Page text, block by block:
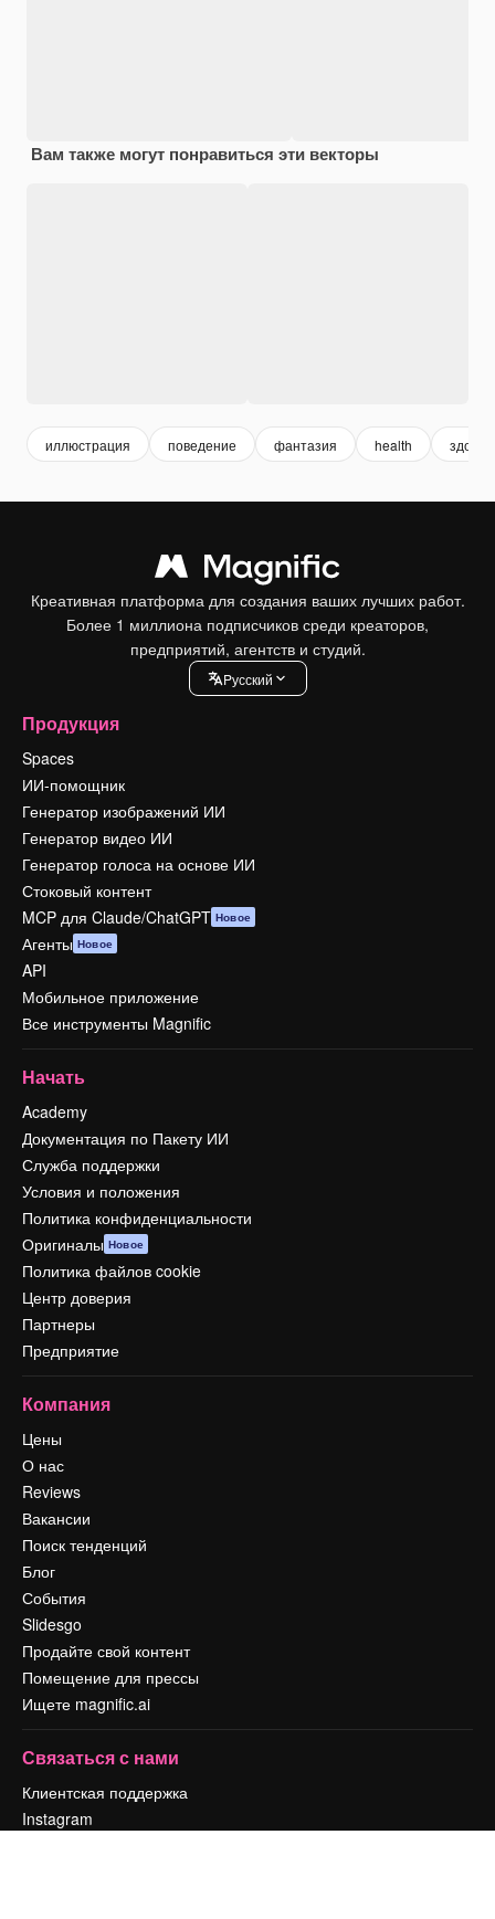
Вам также могут понравиться эти векторы
иллюстрация поведение фантазия health
Креативная платформа для создания ваших лучших работ.
Более 1 миллиона подписчиков среди креаторов,
предприятий, агентств и студий.
Pусский
Продукция
Spaces
ИИ-помощник
Генератор изображений ИИ
Генератор видео ИИ
Генератор голоса на основе ИИ
Стоковый контент
MCP для Claude/ChatGPT Новое
Агенты Новое
API
Мобильное приложение
Все инструменты Magnific
Начать
Academy
Документация по Пакету ИИ
Служба поддержки
Условия и положения
Политика конфиденциальности
Оригиналы Новое
Политика файлов cookie
Центр доверия
Партнеры
Предприятие
Компания
Цены
О нас
Reviews
Вакансии
Поиск тенденций
Блог
События
Slidesgo
Продайте свой контент
Помещение для прессы
Ищете magnific.ai
Связаться с нами
Клиентская поддержка
Instagram